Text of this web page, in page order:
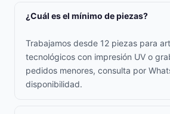
¿Cuál es el mínimo de piezas?
Trabajamos desde 12 piezas para
tecnológicos con impresión UV o
pedidos menores, consulta por
disponibilidad.